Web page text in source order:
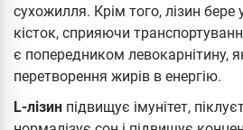
сухожилля. Крім того, лізин бере
кісток, сприяючи
є попередником левокарнітину,
перетворення жирів в енергію.
L-лізин підвищує імунітет,